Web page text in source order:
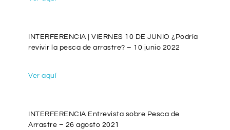
INTERFERENCIA | VIERNES 10 DE JUNIO ¿Podría
revivir la pesca de arrastre? – 10 junio 2022
Ver aquí
INTERFERENCIA Entrevista sobre Pesca de
Arrastre – 26 agosto 2021